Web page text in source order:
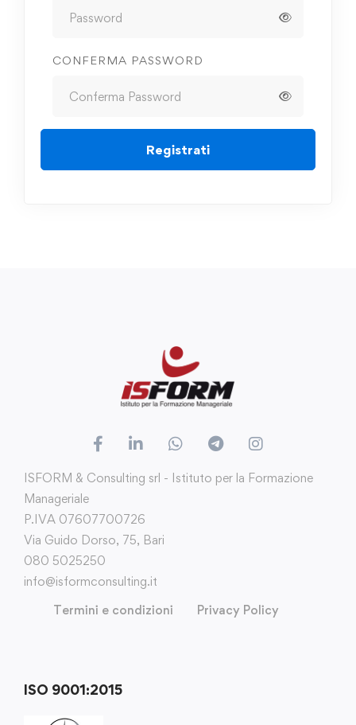
CONFERMA PASSWORD
Registrati
ISFORM & Consulting srl - Istituto per la Formazione
Manageriale
P.IVA 07607700726
Via Guido Dorso, 75, Bari
080 5025250
info@isformconsulting.it
Termini e condizioni
Privacy Policy
ISO 9001:2015